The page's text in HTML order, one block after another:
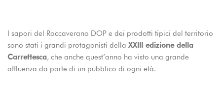
I sapori del Roccaverano DOP e dei prodotti tipici del territorio
sono stati i grandi protagonisti della XXIII edizione della
Carrettesca, che anche quest’anno ha visto una grande
affluenza da parte di un pubblico di ogni età.